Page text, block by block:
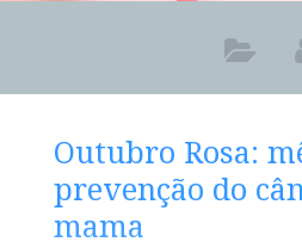
Outubro Rosa:
prevenção do
mama